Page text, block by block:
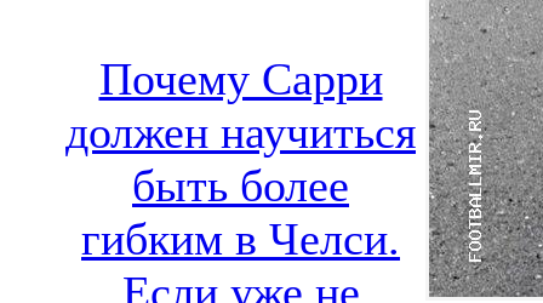
Почему Сарри
должен научиться
быть более
гибким в Челси.
Если уже не